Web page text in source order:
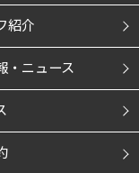
紹介
・ニュース